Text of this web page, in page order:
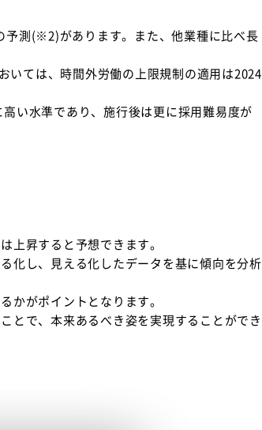
予測(※2)があります。また、他業種に比べ長
いては、時間外労働の上限規制の適用は2024
い水準であり、施行後は更に採用難易度が
上昇すると予想できます。
化し、見える化したデータを基に傾向を分析
かがポイントとなります。
とで、本来あるべき姿を実現することができ